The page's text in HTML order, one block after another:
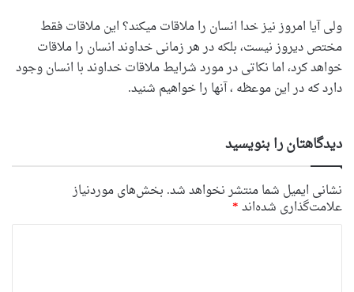
ولی آیا امروز نیز خدا انسان را ملاقات میکند؟ این ملاقات فقط
مختص دیروز نیست، بلکه در هر زمانی خداوند انسان را ملاقات
خواهد کرد، اما نکاتی در مورد شرایط ملاقات خداوند با انسان وجود
دارد که در این موعظه ، آنها را خواهیم شنید.
دیدگاهتان را بنویسید
نشانی ایمیل شما منتشر نخواهد شد. بخش‌های موردنیاز
علامت‌گذاری شده‌اند*